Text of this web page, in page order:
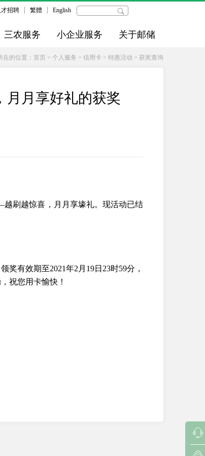
才招聘 繁體 English
三农服务 小企业服务 关于邮储
在的位置： 首页 > 个人服务 > 信用卡 > 特惠活动 > 获奖查询
月享好礼的获奖
越刷越惊喜，月月享壕礼。现活动已结
有效期至2021年2月19日23时59分，
祝您用卡愉快！